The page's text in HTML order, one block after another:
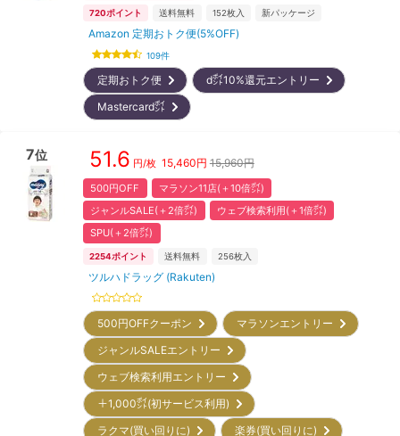
720ポイント 送料無料 152枚入 新パッケージ
Amazon 定期おトク便(5%OFF)
109件
定期おトク便
d㌽10%還元エントリー
Mastercard㌽
7位 51.6 円/枚 15,460円 15,960円
500円OFF
マラソン11店(＋10倍㌽)
ジャンルSALE(＋2倍㌽)
ウェブ検索利用(＋1倍㌽)
SPU(＋2倍㌽)
2254ポイント 送料無料 256枚入
ツルハドラッグ (Rakuten)
500円OFFクーポン
マラソンエントリー
ジャンルSALEエントリー
ウェブ検索利用エントリー
＋1,000㌽(初サービス利用)
ラクマ(買い回りに)
楽券(買い回りに)